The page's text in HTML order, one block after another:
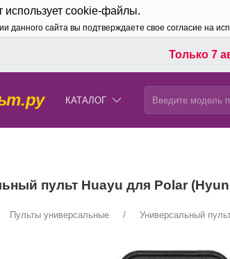
использует cookie-файлы.
данного сайта вы подтверждаете свое согласие на
Только 7
КАТАЛОГ
пульт Huayu для Polar
Пульты универсальные Универсальный